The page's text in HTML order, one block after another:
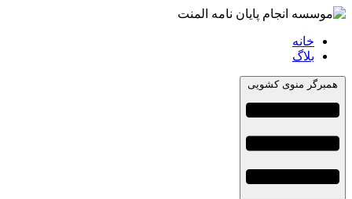
خانه
بلاگ
همبرگر منوی کشویی